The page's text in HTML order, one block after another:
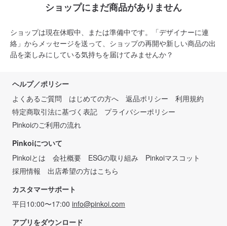
ショップにまだ商品がありません
ショップは現在休暇中、または準備中です。「デザイナーに連
絡」からメッセージを送って、ショップの再開や新しい商品の出
品を楽しみにしている気持ちを届けてみませんか？
ヘルプ／ポリシー
よくあるご質問
はじめての方へ 返品ポリシー
利用規約
特定商取引法に基づく表記
プライバシーポリシー
Pinkoiのご利用の流れ
Pinkoiについて
Pinkoiとは
会社概要 ESGの取り組み
Pinkoiマスコット
採用情報
出店希望の方はこちら
カスタマーサポート
平日10:00〜17:00 info@pinkoi.com
アプリをダウンロード